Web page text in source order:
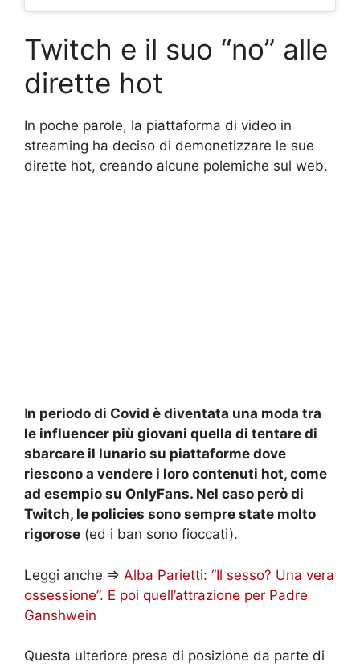
Twitch e il suo “no” alle
dirette hot
In poche parole, la piattaforma di video in
streaming ha deciso di demonetizzare le sue
dirette hot, creando alcune polemiche sul web.
In periodo di Covid è diventata una moda tra
le influencer più giovani quella di tentare di
sbarcare il lunario su piattaforme dove
riescono a vendere i loro contenuti hot, come
ad esempio su OnlyFans. Nel caso però di
Twitch, le policies sono sempre state molto
rigorose (ed i ban sono fioccati).
Leggi anche => Alba Parietti: “Il sesso? Una vera
ossessione”. E poi quell’attrazione per Padre
Ganshwein
Questa ulteriore presa di posizione da parte di